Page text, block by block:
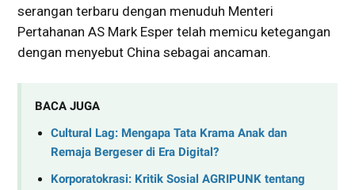
serangan terbaru dengan menuduh Menteri
Pertahanan AS Mark Esper telah memicu ketegangan
dengan menyebut China sebagai ancaman.
BACA JUGA
Cultural Lag: Mengapa Tata Krama Anak dan
Remaja Bergeser di Era Digital?
Korporatokrasi: Kritik Sosial AGRIPUNK tentang